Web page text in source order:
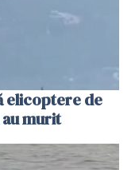
elicoptere de
murit